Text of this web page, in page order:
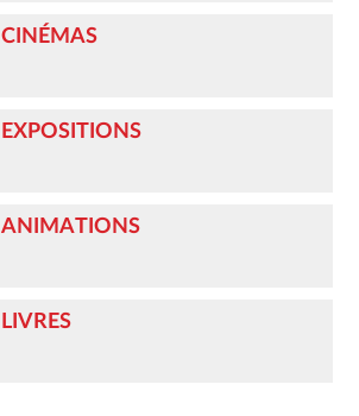
CINÉMAS
EXPOSITIONS
ANIMATIONS
LIVRES